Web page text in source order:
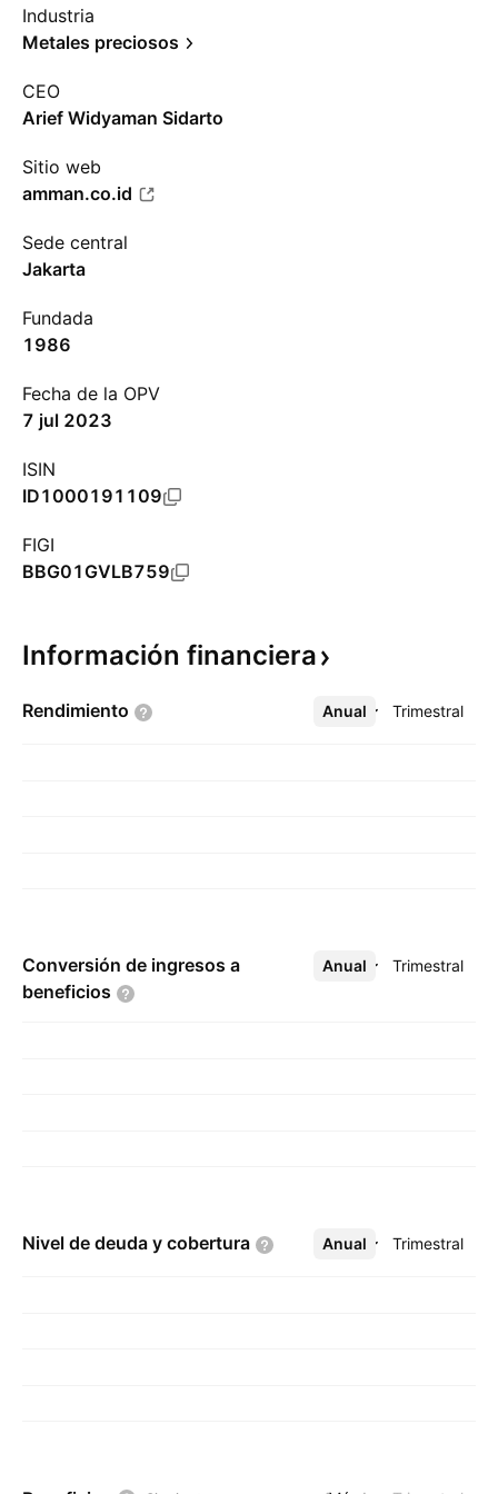
Industria
Metales preciosos
CEO
Arief Widyaman Sidarto
Sitio web
amman.co.id
Sede central
Jakarta
Fundada
1986
Fecha de la OPV
7 jul 2023
ISIN
ID1000191109
FIGI
BBG01GVLB759
Información financiera
Rendimiento Anual Trimestral
Más
Conversión de ingresos a
beneficios
Anual Trimestral
Más
Nivel de deuda y cobertura Anual Trimestral
Más